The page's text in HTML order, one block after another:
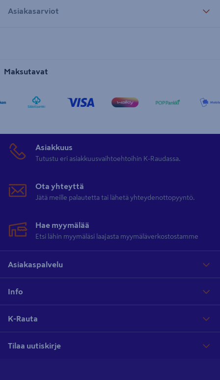
Asiakasarviot
Maksutavat
Asiakkuus
Tutustu eri asiakkuusvaihtoehtoihin K-Raudassa.
Ota yhteyttä
Jätä meille palautetta tai lähetä yhteydenottopyyntö.
Hae myymälää
Etsi lähin myymäläsi laajasta myymäläverkostostamme
Asiakaspalvelu
Info
K-Rauta
Tilaa uutiskirje